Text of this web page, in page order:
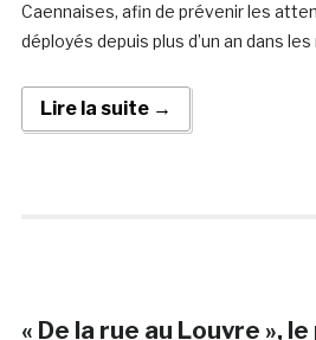
Caennaises, afin de prévenir les
déployés depuis plus d’un an dans
Lire la suite →
« De la rue au Louvre »,